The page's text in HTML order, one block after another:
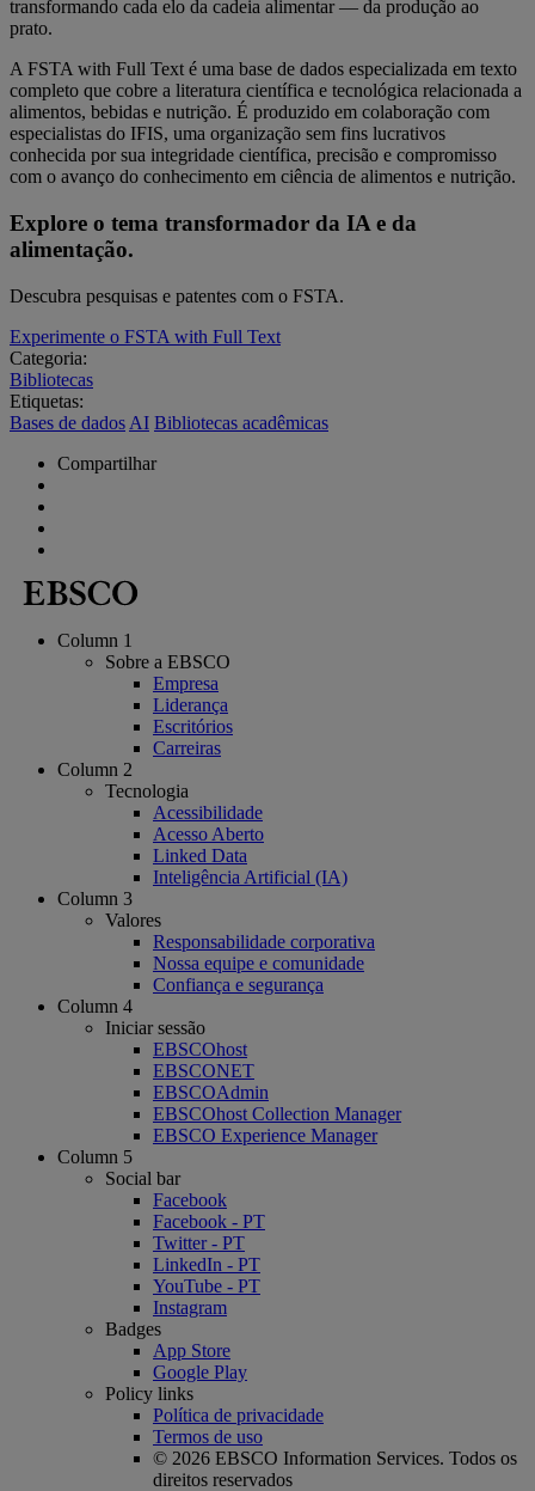
transformando cada elo da cadeia alimentar — da produção ao
prato.
A FSTA with Full Text é uma base de dados especializada em texto
completo que cobre a literatura científica e tecnológica relacionada a
alimentos, bebidas e nutrição. É produzido em colaboração com
especialistas do IFIS, uma organização sem fins lucrativos
conhecida por sua integridade científica, precisão e compromisso
com o avanço do conhecimento em ciência de alimentos e nutrição.
Explore o tema transformador da IA e da
alimentação.
Descubra pesquisas e patentes com o FSTA.
Experimente o FSTA with Full Text
Categoria:
Bibliotecas
Etiquetas:
Bases de dados AI Bibliotecas acadêmicas
Compartilhar
Column 1
Sobre a EBSCO
Empresa
Liderança
Escritórios
Carreiras
Column 2
Tecnologia
Acessibilidade
Acesso Aberto
Linked Data
Inteligência Artificial (IA)
Column 3
Valores
Responsabilidade corporativa
Nossa equipe e comunidade
Confiança e segurança
Column 4
Iniciar sessão
EBSCOhost
EBSCONET
EBSCOAdmin
EBSCOhost Collection Manager
EBSCO Experience Manager
Column 5
Social bar
Facebook
Facebook - PT
Twitter - PT
LinkedIn - PT
YouTube - PT
Instagram
Badges
App Store
Google Play
Policy links
Política de privacidade
Termos de uso
© 2026 EBSCO Information Services. Todos os
direitos reservados